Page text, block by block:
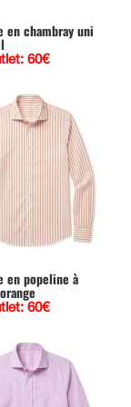
en chambray uni
60€
en popeline à
60€